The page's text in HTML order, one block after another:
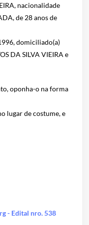
nacionalidade
de 28 anos de
domiciliado(a)
DA SILVA VIEIRA e
oponha-o na forma
lugar de costume, e
- Edital nro. 538